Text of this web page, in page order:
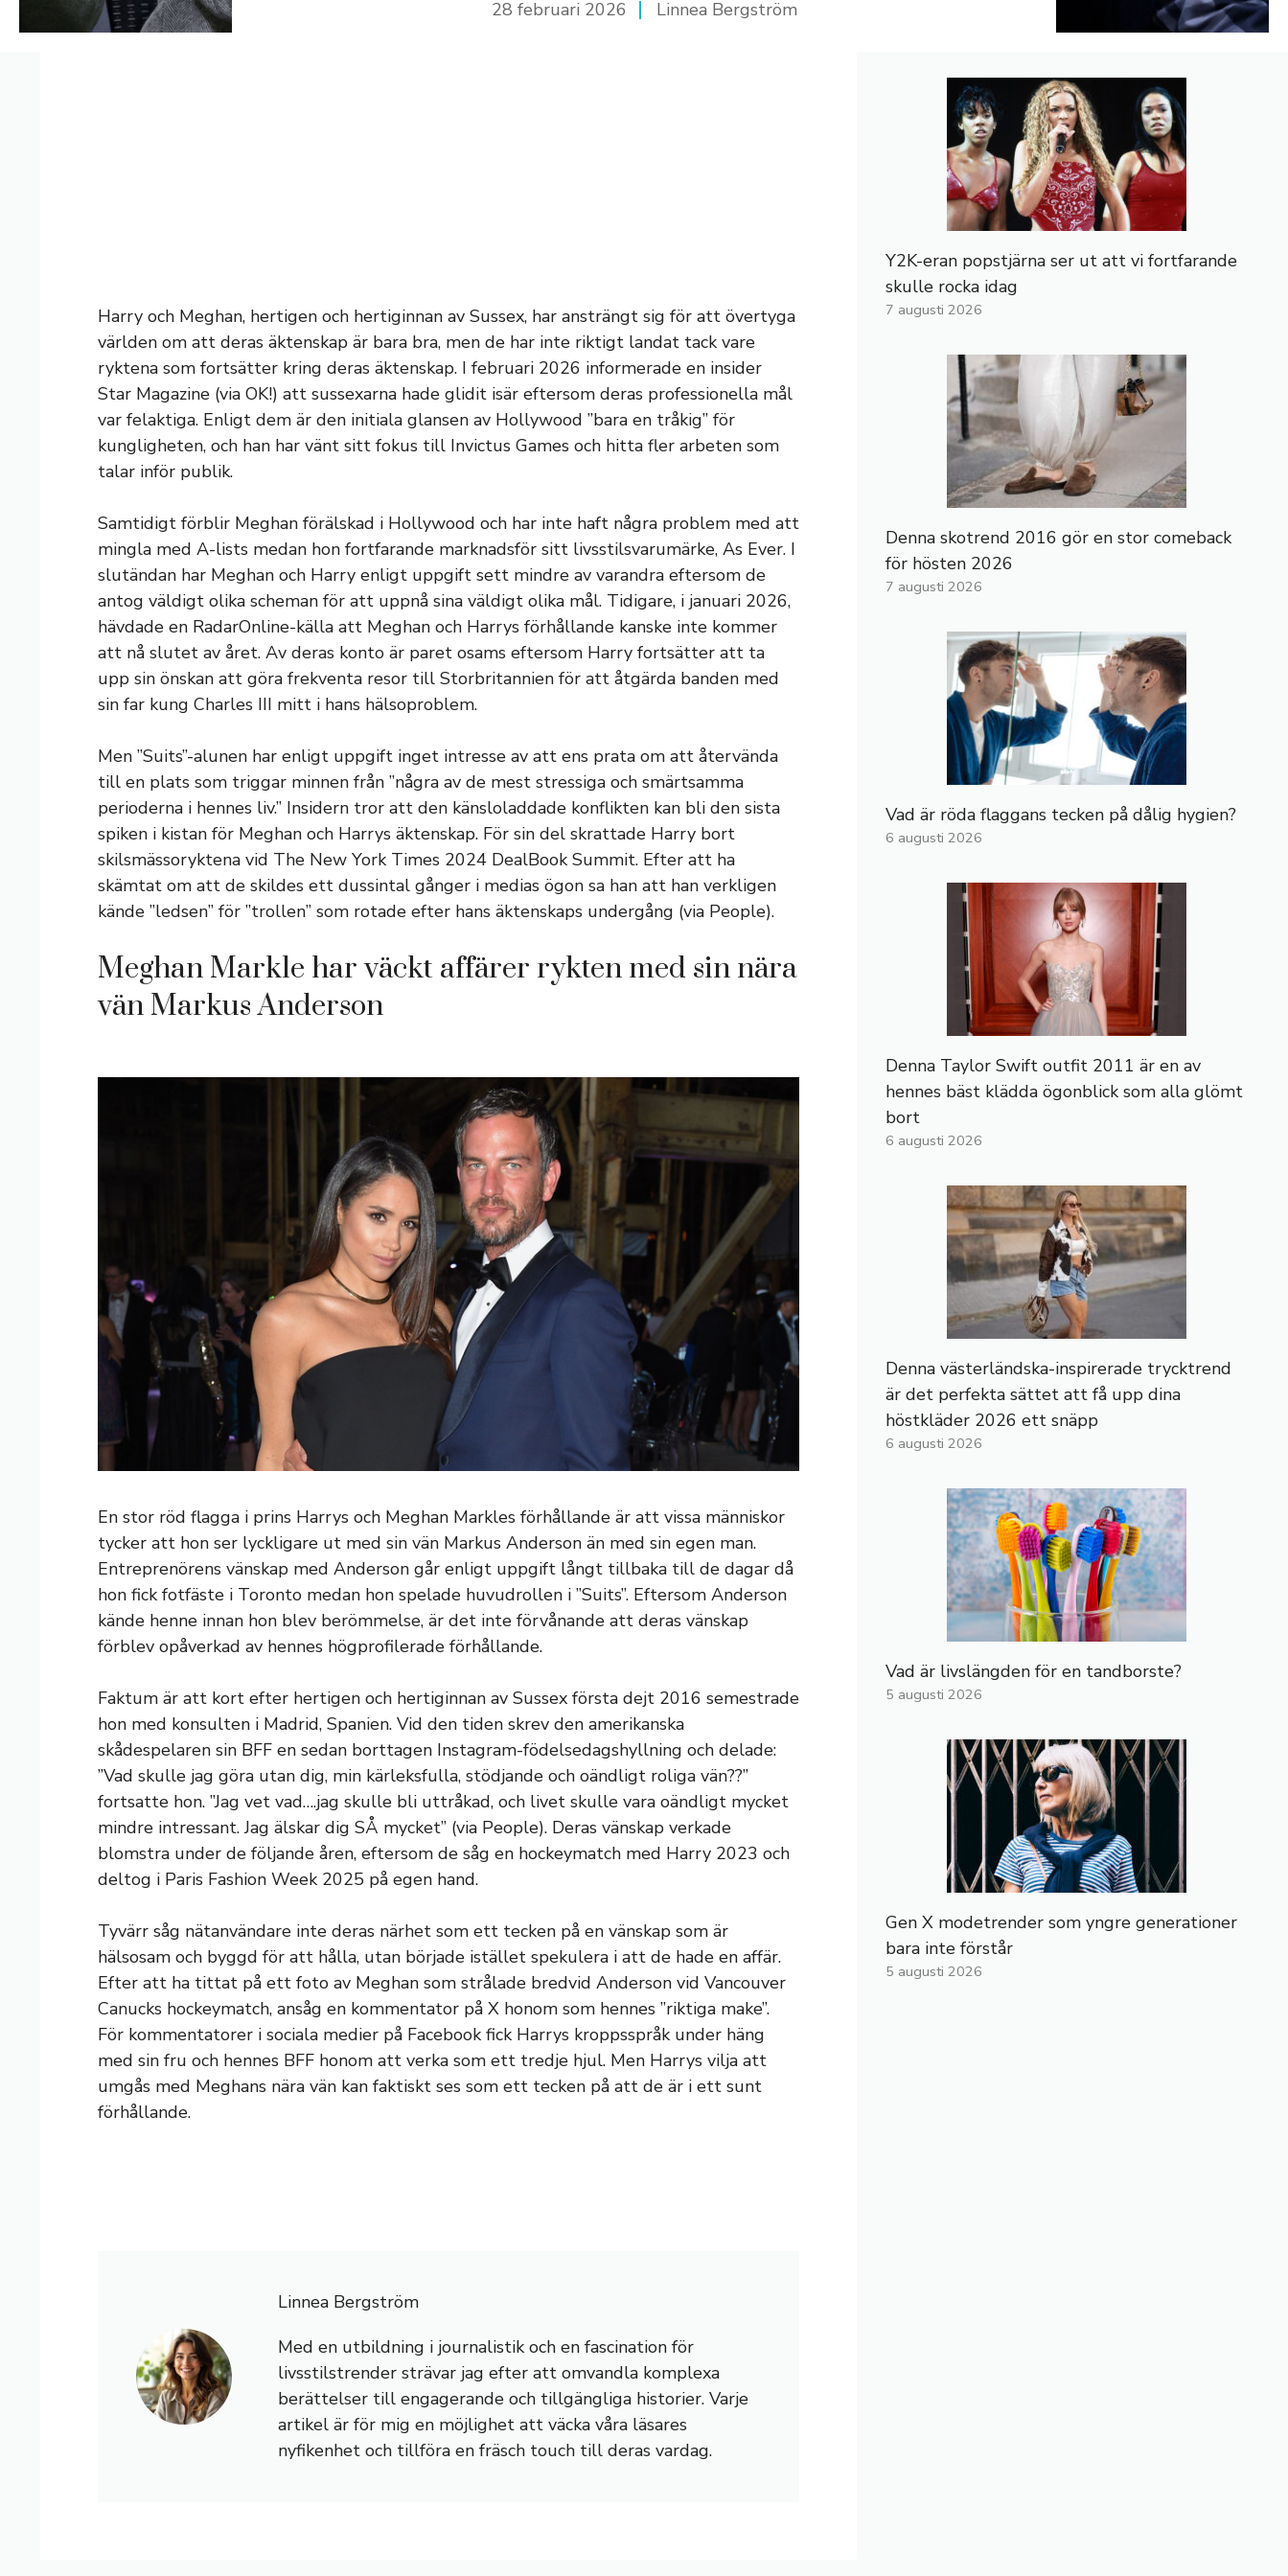
28 februari 2026 Linnea Bergström
Harry och Meghan, hertigen och hertiginnan av Sussex, har ansträngt sig för att övertyga
världen om att deras äktenskap är bara bra, men de har inte riktigt landat tack vare
ryktena som fortsätter kring deras äktenskap. I februari 2026 informerade en insider
Star Magazine (via OK!) att sussexarna hade glidit isär eftersom deras professionella mål
var felaktiga. Enligt dem är den initiala glansen av Hollywood ”bara en tråkig” för
kungligheten, och han har vänt sitt fokus till Invictus Games och hitta fler arbeten som
talar inför publik.
Samtidigt förblir Meghan förälskad i Hollywood och har inte haft några problem med att
mingla med A-lists medan hon fortfarande marknadsför sitt livsstilsvarumärke, As Ever. I
slutändan har Meghan och Harry enligt uppgift sett mindre av varandra eftersom de
antog väldigt olika scheman för att uppnå sina väldigt olika mål. Tidigare, i januari 2026,
hävdade en RadarOnline-källa att Meghan och Harrys förhållande kanske inte kommer
att nå slutet av året. Av deras konto är paret osams eftersom Harry fortsätter att ta
upp sin önskan att göra frekventa resor till Storbritannien för att åtgärda banden med
sin far kung Charles III mitt i hans hälsoproblem.
Men ”Suits”-alunen har enligt uppgift inget intresse av att ens prata om att återvända
till en plats som triggar minnen från ”några av de mest stressiga och smärtsamma
perioderna i hennes liv.” Insidern tror att den känsloladdade konflikten kan bli den sista
spiken i kistan för Meghan och Harrys äktenskap. För sin del skrattade Harry bort
skilsmässoryktena vid The New York Times 2024 DealBook Summit. Efter att ha
skämtat om att de skildes ett dussintal gånger i medias ögon sa han att han verkligen
kände ”ledsen” för ”trollen” som rotade efter hans äktenskaps undergång (via People).
Meghan Markle har väckt affärer rykten med sin nära
vän Markus Anderson
En stor röd flagga i prins Harrys och Meghan Markles förhållande är att vissa människor
tycker att hon ser lyckligare ut med sin vän Markus Anderson än med sin egen man.
Entreprenörens vänskap med Anderson går enligt uppgift långt tillbaka till de dagar då
hon fick fotfäste i Toronto medan hon spelade huvudrollen i ”Suits”. Eftersom Anderson
kände henne innan hon blev berömmelse, är det inte förvånande att deras vänskap
förblev opåverkad av hennes högprofilerade förhållande.
Faktum är att kort efter hertigen och hertiginnan av Sussex första dejt 2016 semestrade
hon med konsulten i Madrid, Spanien. Vid den tiden skrev den amerikanska
skådespelaren sin BFF en sedan borttagen Instagram-födelsedagshyllning och delade:
”Vad skulle jag göra utan dig, min kärleksfulla, stödjande och oändligt roliga vän??”
fortsatte hon. ”Jag vet vad….jag skulle bli uttråkad, och livet skulle vara oändligt mycket
mindre intressant. Jag älskar dig SÅ mycket” (via People). Deras vänskap verkade
blomstra under de följande åren, eftersom de såg en hockeymatch med Harry 2023 och
deltog i Paris Fashion Week 2025 på egen hand.
Tyvärr såg nätanvändare inte deras närhet som ett tecken på en vänskap som är
hälsosam och byggd för att hålla, utan började istället spekulera i att de hade en affär.
Efter att ha tittat på ett foto av Meghan som strålade bredvid Anderson vid Vancouver
Canucks hockeymatch, ansåg en kommentator på X honom som hennes ”riktiga make”.
För kommentatorer i sociala medier på Facebook fick Harrys kroppsspråk under häng
med sin fru och hennes BFF honom att verka som ett tredje hjul. Men Harrys vilja att
umgås med Meghans nära vän kan faktiskt ses som ett tecken på att de är i ett sunt
förhållande.
Linnea Bergström
Med en utbildning i journalistik och en fascination för
livsstilstrender strävar jag efter att omvandla komplexa
berättelser till engagerande och tillgängliga historier. Varje
artikel är för mig en möjlighet att väcka våra läsares
nyfikenhet och tillföra en fräsch touch till deras vardag.
Y2K-eran popstjärna ser ut att vi fortfarande
skulle rocka idag
7 augusti 2026
Denna skotrend 2016 gör en stor comeback
för hösten 2026
7 augusti 2026
Vad är röda flaggans tecken på dålig hygien?
6 augusti 2026
Denna Taylor Swift outfit 2011 är en av
hennes bäst klädda ögonblick som alla glömt
bort
6 augusti 2026
Denna västerländska-inspirerade trycktrend
är det perfekta sättet att få upp dina
höstkläder 2026 ett snäpp
6 augusti 2026
Vad är livslängden för en tandborste?
5 augusti 2026
Gen X modetrender som yngre generationer
bara inte förstår
5 augusti 2026